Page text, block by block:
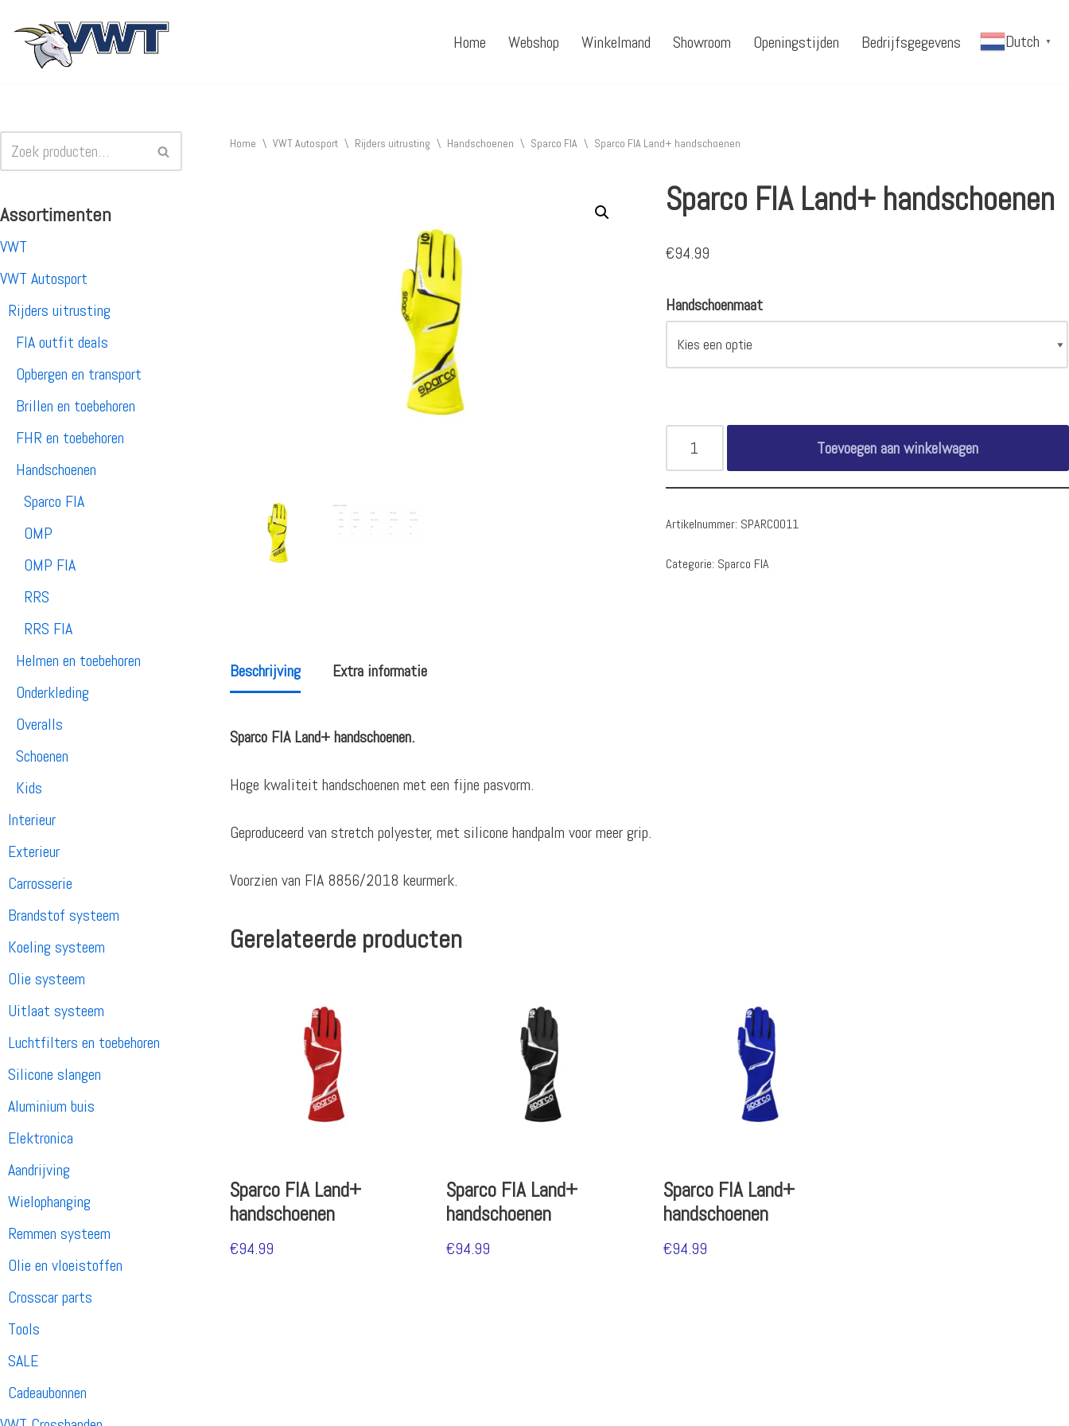
Ga
Home Webshop Winkelmand Showroom Openingstijden Bedrijfsgegevens Dutch ▼
Assortimenten
VWT
VWT Autosport
Rijders uitrusting
FIA outfit deals
Opbergen en transport
Brillen en toebehoren
FHR en toebehoren
Handschoenen
Sparco FIA
OMP
OMP FIA
RRS
RRS FIA
Helmen en toebehoren
Onderkleding
Overalls
Schoenen
Kids
Interieur
Exterieur
Carrosserie
Brandstof systeem
Koeling systeem
Olie systeem
Uitlaat systeem
Luchtfilters en toebehoren
Silicone slangen
Aluminium buis
Elektronica
Aandrijving
Wielophanging
Remmen systeem
Olie en vloeistoffen
Crosscar parts
Tools
SALE
Cadeaubonnen
Home \ VWT Autosport \ Rijders uitrusting \ Handschoenen \ Sparco FIA \ Sparco FIA Land+ handschoenen
Sparco FIA Land+ handschoenen
€94.99
Handschoenmaat
Toevoegen aan winkelwagen
Artikelnummer: SPARCO011
Categorie: Sparco FIA
Beschrijving Extra informatie
Sparco FIA Land+ handschoenen.
Hoge kwaliteit handschoenen met een fijne pasvorm.
Geproduceerd van stretch polyester, met silicone handpalm voor meer grip.
Voorzien van FIA 8856/2018 keurmerk.
Gerelateerde producten
Sparco FIA Land+
handschoenen
€94.99
Sparco FIA Land+
handschoenen
€94.99
Sparco FIA Land+
handschoenen
€94.99